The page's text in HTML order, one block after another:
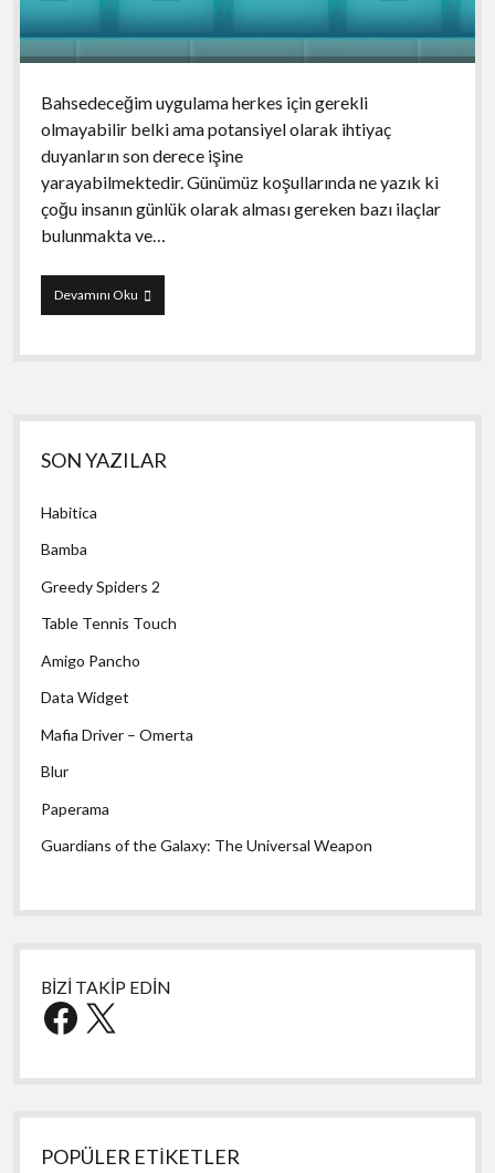
Bahsedeceğim uygulama herkes için gerekli
olmayabilir belki ama potansiyel olarak ihtiyaç
duyanların son derece işine
yarayabilmektedir. Günümüz koşullarında ne yazık ki
çoğu insanın günlük olarak alması gereken bazı ilaçlar
bulunmakta ve…
Devamını OkuPillboxie
Yan
Menü
SON YAZILAR
Habitica
Bamba
Greedy Spiders 2
Table Tennis Touch
Amigo Pancho
Data Widget
Mafia Driver – Omerta
Blur
Paperama
Guardians of the Galaxy: The Universal Weapon
BİZİ TAKİP EDİN
Facebook
X
POPÜLER ETİKETLER